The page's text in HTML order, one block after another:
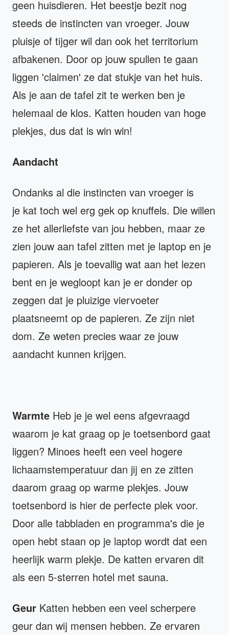
geen huisdieren. Het beestje bezit nog
steeds de instincten van vroeger. Jouw
pluisje of tijger wil dan ook het territorium
afbakenen. Door op jouw spullen te gaan
liggen 'claimen' ze dat stukje van het huis.
Als je aan de tafel zit te werken ben je
helemaal de klos. Katten houden van hoge
plekjes, dus dat is win win!
Aandacht
Ondanks al die instincten van vroeger is
je kat toch wel erg gek op knuffels. Die willen
ze het allerliefste van jou hebben, maar ze
zien jouw aan tafel zitten met je laptop en je
papieren. Als je toevallig wat aan het lezen
bent en je wegloopt kan je er donder op
zeggen dat je pluizige viervoeter
plaatsneemt op de papieren. Ze zijn niet
dom. Ze weten precies waar ze jouw
aandacht kunnen krijgen.
Warmte Heb je je wel eens afgevraagd
waarom je kat graag op je toetsenbord gaat
liggen? Minoes heeft een veel hogere
lichaamstemperatuur dan jij en ze zitten
daarom graag op warme plekjes. Jouw
toetsenbord is hier de perfecte plek voor.
Door alle tabbladen en programma's die je
open hebt staan op je laptop wordt dat een
heerlijk warm plekje. De katten ervaren dit
als een 5-sterren hotel met sauna.
Geur Katten hebben een veel scherpere
geur dan wij mensen hebben. Ze ervaren